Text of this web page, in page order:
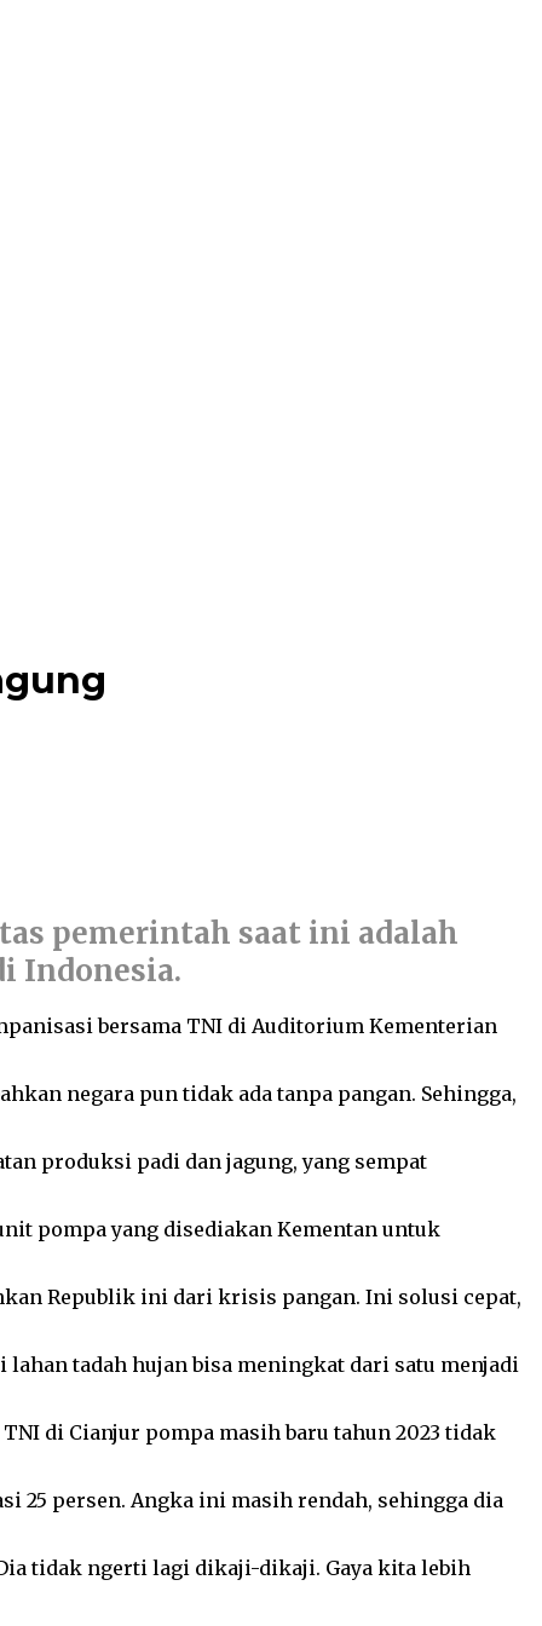
pemerintah saat ini adalah
Indonesia.
bersama TNI di Auditorium Kementerian
negara pun tidak ada tanpa pangan. Sehingga,
produksi padi dan jagung, yang sempat
pompa yang disediakan Kementan untuk
Republik ini dari krisis pangan. Ini solusi cepat,
tadah hujan bisa meningkat dari satu menjadi
di Cianjur pompa masih baru tahun 2023 tidak
25 persen. Angka ini masih rendah, sehingga dia
tidak ngerti lagi dikaji-dikaji. Gaya kita lebih